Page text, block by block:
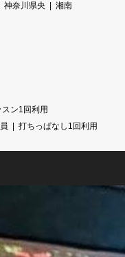
神奈川県央
湘南
スン1回利用
打ちっぱなし1回利用